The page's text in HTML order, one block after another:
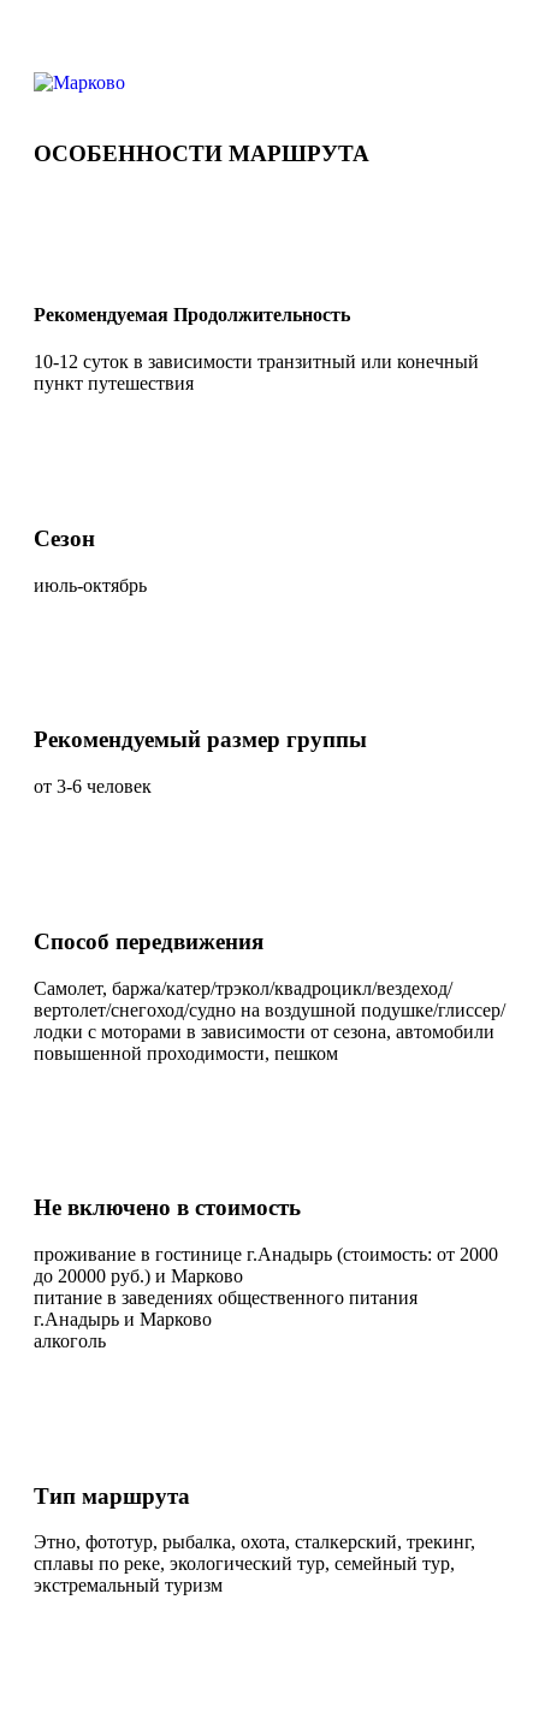
ОСОБЕННОСТИ МАРШРУТА
Рекомендуемая Продолжительность
10-12 суток в зависимости транзитный или конечный
пункт путешествия
Сезон
июль-октябрь
Рекомендуемый размер группы
от 3-6 человек
Способ передвижения
Самолет, баржа/катер/трэкол/квадроцикл/вездеход/
вертолет/снегоход/судно на воздушной подушке/глиссер/
лодки с моторами в зависимости от сезона, автомобили
повышенной проходимости, пешком
Не включено в стоимость
проживание в гостинице г.Анадырь (стоимость: от 2000
до 20000 руб.) и Марково
питание в заведениях общественного питания
г.Анадырь и Марково
алкоголь
Тип маршрута
Этно, фототур, рыбалка, охота, сталкерский, трекинг,
сплавы по реке, экологический тур, семейный тур,
экстремальный туризм